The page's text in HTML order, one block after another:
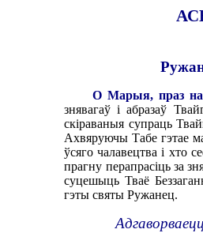
О Марыя, праз
знявагаў і абразаў
скіраваныя супраць
Ахвяруючы Табе гэтае
ўсяго чалавецтва і хто
прагну перапрасіць за
суцешыць Тваё
гэты святы Ружанец.